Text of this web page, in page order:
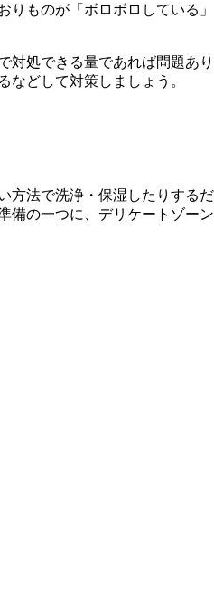
りものが「ボロボロしてい
対処できる量であれば問題
などして対策しましょう。
方法で洗浄・保湿したりす
の一つに、デリケートゾー